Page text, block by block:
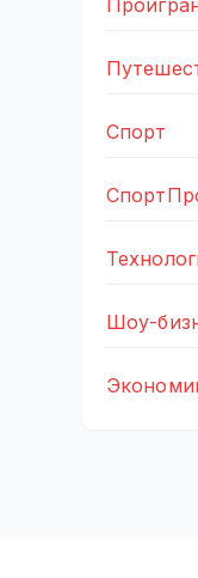
Спорт
Шоу-